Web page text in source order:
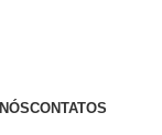
CONTATOS